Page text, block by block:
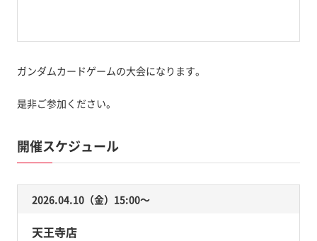
ガンダムカードゲームの大会になります。
是非ご参加ください。
開催スケジュール
2026.04.10（金）15:00〜
天王寺店